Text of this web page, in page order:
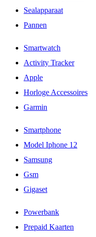
Sealapparaat
Pannen
Smartwatch
Activity Tracker
Apple
Horloge Accessoires
Garmin
Smartphone
Model Iphone 12
Samsung
Gsm
Gigaset
Powerbank
Prepaid Kaarten